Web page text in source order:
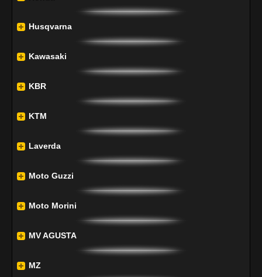
Husqvarna
Kawasaki
KBR
KTM
Laverda
Moto Guzzi
Moto Morini
MV AGUSTA
MZ